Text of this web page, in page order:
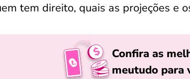
tem direito, quais as projeções e
Confira as
meutudo para